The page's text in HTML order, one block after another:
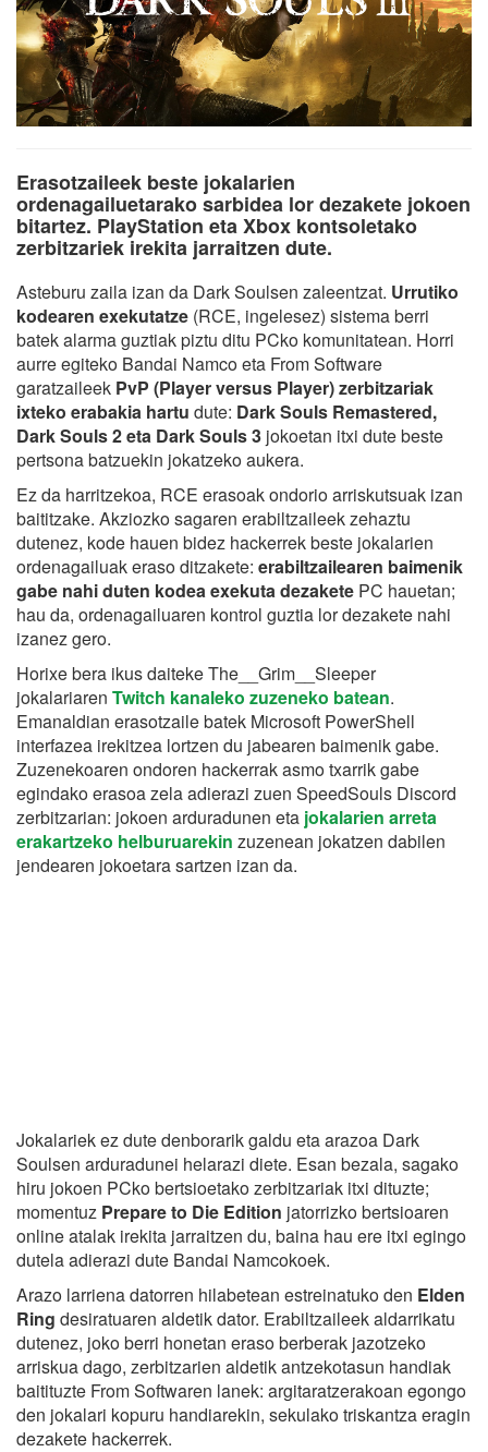
Erasotzaileek beste jokalarien
ordenagailuetarako sarbidea lor dezakete jokoen
bitartez. PlayStation eta Xbox kontsoletako
zerbitzariek irekita jarraitzen dute.
Asteburu zaila izan da Dark Soulsen zaleentzat. Urrutiko
kodearen exekutatze (RCE, ingelesez) sistema berri
batek alarma guztiak piztu ditu PCko komunitatean. Horri
aurre egiteko Bandai Namco eta From Software
garatzaileek PvP (Player versus Player) zerbitzariak
ixteko erabakia hartu dute: Dark Souls Remastered,
Dark Souls 2 eta Dark Souls 3 jokoetan itxi dute beste
pertsona batzuekin jokatzeko aukera.
Ez da harritzekoa, RCE erasoak ondorio arriskutsuak izan
baititzake. Akziozko sagaren erabiltzaileek zehaztu
dutenez, kode hauen bidez hackerrek beste jokalarien
ordenagailuak eraso ditzakete: erabiltzailearen baimenik
gabe nahi duten kodea exekuta dezakete PC hauetan;
hau da, ordenagailuaren kontrol guztia lor dezakete nahi
izanez gero.
Horixe bera ikus daiteke The__Grim__Sleeper
jokalariaren Twitch kanaleko zuzeneko batean.
Emanaldian erasotzaile batek Microsoft PowerShell
interfazea irekitzea lortzen du jabearen baimenik gabe.
Zuzenekoaren ondoren hackerrak asmo txarrik gabe
egindako erasoa zela adierazi zuen SpeedSouls Discord
zerbitzarian: jokoen arduradunen eta jokalarien arreta
erakartzeko helburuarekin zuzenean jokatzen dabilen
jendearen jokoetara sartzen izan da.
Jokalariek ez dute denborarik galdu eta arazoa Dark
Soulsen arduradunei helarazi diete. Esan bezala, sagako
hiru jokoen PCko bertsioetako zerbitzariak itxi dituzte;
momentuz Prepare to Die Edition jatorrizko bertsioaren
online atalak irekita jarraitzen du, baina hau ere itxi egingo
dutela adierazi dute Bandai Namcokoek.
Arazo larriena datorren hilabetean estreinatuko den Elden
Ring desiratuaren aldetik dator. Erabiltzaileek aldarrikatu
dutenez, joko berri honetan eraso berberak jazotzeko
arriskua dago, zerbitzarien aldetik antzekotasun handiak
baitituzte From Softwaren lanek: argitaratzerakoan egongo
den jokalari kopuru handiarekin, sekulako triskantza eragin
dezakete hackerrek.